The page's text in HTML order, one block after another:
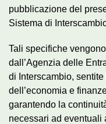
pubblicazione del
Sistema di
Tali specifiche
dall’Agenzia delle
di Interscambio,
dell’economia e
garantendo la
necessari ad eventuali